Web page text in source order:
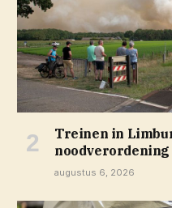
Treinen in
augustus 6, 2026